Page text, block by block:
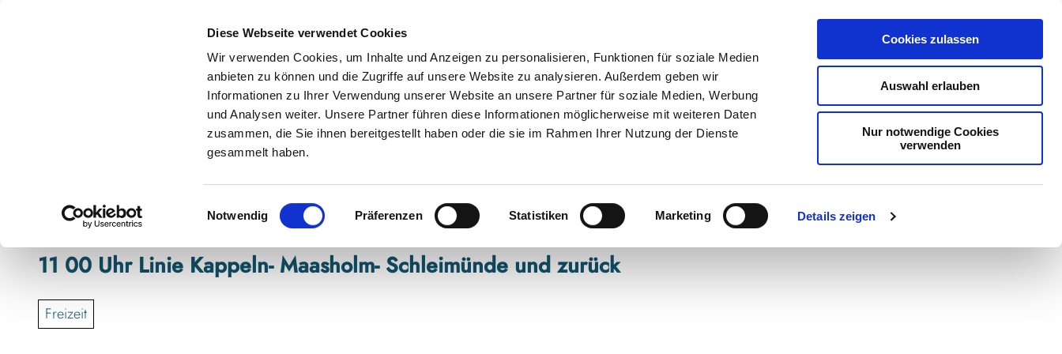
Diese Webseite verwendet Cookies
Wir verwenden Cookies, um Inhalte und Anzeigen zu personalisieren, Funktionen für soziale Medien
anbieten zu können und die Zugriffe auf unsere Website zu analysieren. Außerdem geben wir
Informationen zu Ihrer Verwendung unserer Website an unsere Partner für soziale Medien, Werbung
und Analysen weiter. Unsere Partner führen diese Informationen möglicherweise mit weiteren Daten
zusammen, die Sie ihnen bereitgestellt haben oder die sie im Rahmen Ihrer Nutzung der Dienste
gesammelt haben.
i
w
Notwendig Präferenzen Statistiken Marketing Details zeigen
Cookies zulassen
Auswahl erlauben
Nur notwendige Cookies
verwenden
Menü Buchen
11 00 Uhr Linie Kappeln- Maasholm- Schleimünde und zurück
Freizeit